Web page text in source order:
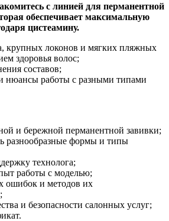
с линией для перманентной
обеспечивает максимальную
цистеамину.
крупных локонов и мягких пляжных
здоровья волос;
составов;
нюансы работы с разными типами
и бережной перманентной завивки;
разнообразные формы и типы
технолога;
работы с моделью;
ошибок и методов их
и безопасности салонных услуг;